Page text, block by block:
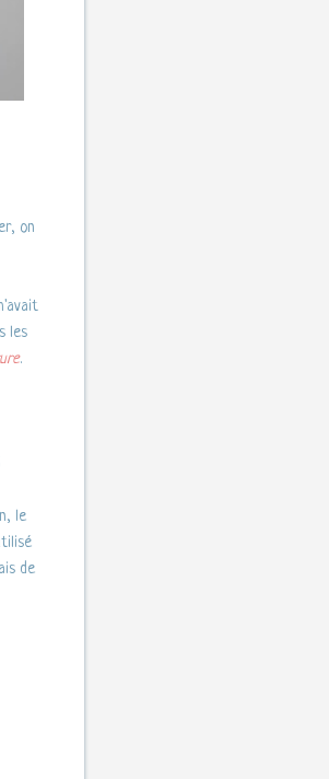
on
les
.
le
de